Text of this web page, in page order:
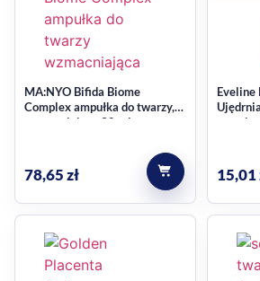
MA:NYO Bifida Biome
Complex ampułka do twarzy,
wzmacniająca 30 ml
78,65zł
Eveline
15,01